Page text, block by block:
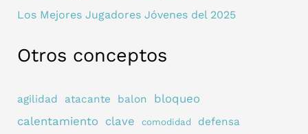
Los Mejores Jugadores Jóvenes del 2025
Otros conceptos
agilidad atacante balon
bloqueo
calentamiento clave comodidad defensa